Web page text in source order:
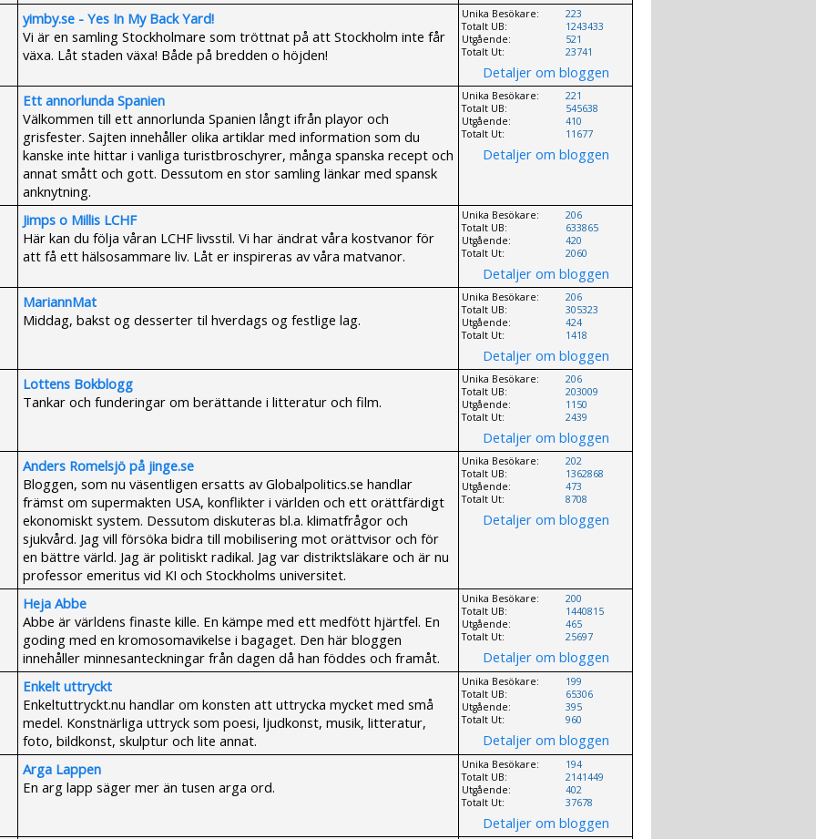
yimby.se - Yes In My Back Yard!
Vi är en samling Stockholmare som tröttnat på att Stockholm inte får
växa. Låt staden växa! Både på bredden o höjden!
Unika Besökare:
Totalt UB:
Utgående:
Totalt Ut:
223
1243433
521
23741
Detaljer om bloggen
Ett annorlunda Spanien
Välkommen till ett annorlunda Spanien långt ifrån playor och
grisfester. Sajten innehåller olika artiklar med information som du
kanske inte hittar i vanliga turistbroschyrer, många spanska recept och
annat smått och gott. Dessutom en stor samling länkar med spansk
anknytning.
Unika Besökare:
Totalt UB:
Utgående:
Totalt Ut:
221
545638
410
11677
Detaljer om bloggen
Jimps o Millis LCHF
Här kan du följa våran LCHF livsstil. Vi har ändrat våra kostvanor för
att få ett hälsosammare liv. Låt er inspireras av våra matvanor.
Unika Besökare:
Totalt UB:
Utgående:
Totalt Ut:
206
633865
420
2060
Detaljer om bloggen
MariannMat
Middag, bakst og desserter til hverdags og festlige lag.
Unika Besökare:
Totalt UB:
Utgående:
Totalt Ut:
206
305323
424
1418
Detaljer om bloggen
Lottens Bokblogg
Tankar och funderingar om berättande i litteratur och film.
Unika Besökare:
Totalt UB:
Utgående:
Totalt Ut:
206
203009
1150
2439
Detaljer om bloggen
Anders Romelsjö på jinge.se
Bloggen, som nu väsentligen ersatts av Globalpolitics.se handlar
främst om supermakten USA, konflikter i världen och ett orättfärdigt
ekonomiskt system. Dessutom diskuteras bl.a. klimatfrågor och
sjukvård. Jag vill försöka bidra till mobilisering mot orättvisor och för
en bättre värld. Jag är politiskt radikal. Jag var distriktsläkare och är nu
professor emeritus vid KI och Stockholms universitet.
Unika Besökare:
Totalt UB:
Utgående:
Totalt Ut:
202
1362868
473
8708
Detaljer om bloggen
Heja Abbe
Abbe är världens finaste kille. En kämpe med ett medfött hjärtfel. En
goding med en kromosomavikelse i bagaget. Den här bloggen
innehåller minnesanteckningar från dagen då han föddes och framåt.
Unika Besökare:
Totalt UB:
Utgående:
Totalt Ut:
200
1440815
465
25697
Detaljer om bloggen
Enkelt uttryckt
Enkeltuttryckt.nu handlar om konsten att uttrycka mycket med små
medel. Konstnärliga uttryck som poesi, ljudkonst, musik, litteratur,
foto, bildkonst, skulptur och lite annat.
Unika Besökare:
Totalt UB:
Utgående:
Totalt Ut:
199
65306
395
960
Detaljer om bloggen
Arga Lappen
En arg lapp säger mer än tusen arga ord.
Unika Besökare:
Totalt UB:
Utgående:
Totalt Ut:
194
2141449
402
37678
Detaljer om bloggen